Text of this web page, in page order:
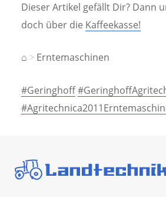
Dieser Artikel gefällt Dir? Dann
doch über die Kaffeekasse!
⌂ Erntemaschinen
#Geringhoff